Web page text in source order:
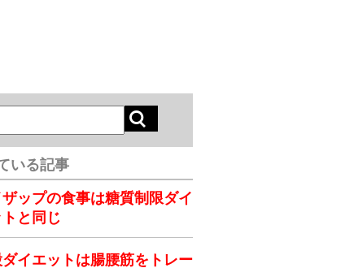
いる記事
ザップの食事は糖質制限ダイ
と同じ
ダイエットは腸腰筋をトレー